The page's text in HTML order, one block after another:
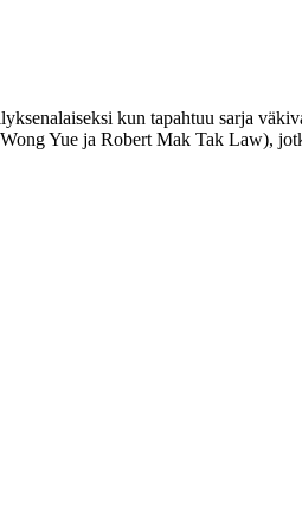
kun tapahtuu sarja
Wong Yue ja Robert Mak Tak Law),